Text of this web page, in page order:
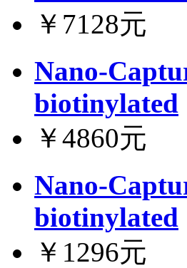
￥7128元
Nano-
biotinylated
￥4860元
Nano-
biotinylated
￥1296元